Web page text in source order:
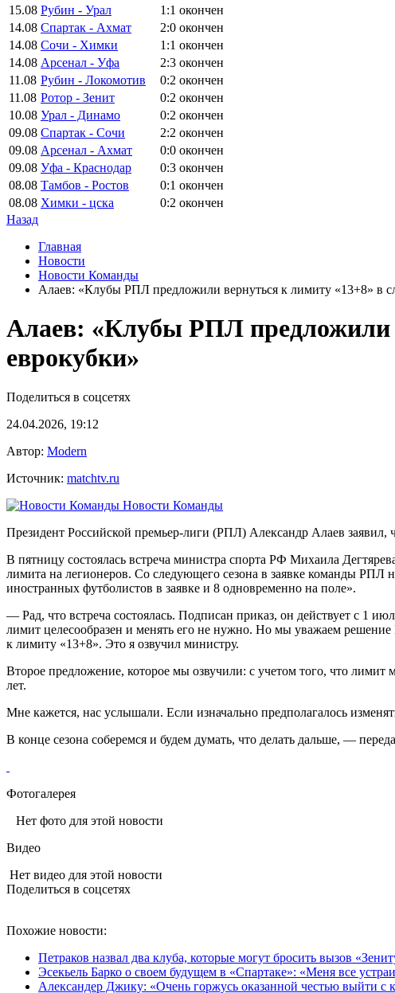
15.08 Рубин - Урал 1:1 окончен
14.08 Спартак - Ахмат 2:0 окончен
14.08 Сочи - Химки 1:1 окончен
14.08 Арсенал - Уфа 2:3 окончен
11.08 Рубин - Локомотив 0:2 окончен
11.08 Ротор - Зенит 0:2 окончен
10.08 Урал - Динамо 0:2 окончен
09.08 Спартак - Сочи 2:2 окончен
09.08 Арсенал - Ахмат 0:0 окончен
09.08 Уфа - Краснодар 0:3 окончен
08.08 Тамбов - Ростов 0:1 окончен
08.08 Химки - цска 0:2 окончен
Назад
Главная
Новости
Новости Команды
Алаев: «Клубы РПЛ предложили вернуться к лимиту «13+8» в
Алаев: «Клубы РПЛ предложили
еврокубки»
Поделиться в соцсетях
24.04.2026, 19:12
Автор: Modern
Источник: matchtv.ru
Новости Команды
Президент Российской премьер‑лиги (РПЛ) Александр Алаев
В пятницу состоялась встреча министра спорта РФ Михаила
лимита на легионеров. Со следующего сезона в заявке команды
иностранных футболистов в заявке и 8 одновременно на поле».
— Рад, что встреча состоялась. Подписан приказ, он действует с 1
лимит целесообразен и менять его не нужно. Но мы уважаем
к лимиту «13+8». Это я озвучил министру.
Второе предложение, которое мы озвучили: с учетом того, что лимит
лет.
Мне кажется, нас услышали. Если изначально предполагалось
В конце сезона соберемся и будем думать, что делать дальше, —
Фотогалерея
Нет фото для этой новости
Видео
Нет видео для этой новости
Поделиться в соцсетях
Похожие новости:
Петраков назвал два клуба, которые могут бросить вызов
Эсекьель Барко о своем будущем в «Спартаке»: «Меня все
Александер Джику: «Очень горжусь оказанной честью выйти с